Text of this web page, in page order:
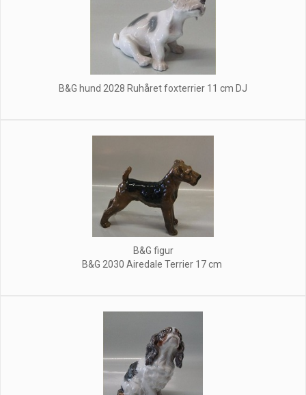
B&G hund 2028 Ruhåret foxterrier 11 cm DJ
B&G figur
B&G 2030 Airedale Terrier 17 cm